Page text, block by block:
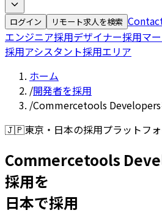
ログイン リモート求人を検索
エンジニア採用デザイナー採用マ
採用アシスタント採用エリア
ホーム
/開発者を採用
/Commercetools Developers
🇯🇵東京・日本の採用プラットフ
Commercetools
採用を
日本で採用